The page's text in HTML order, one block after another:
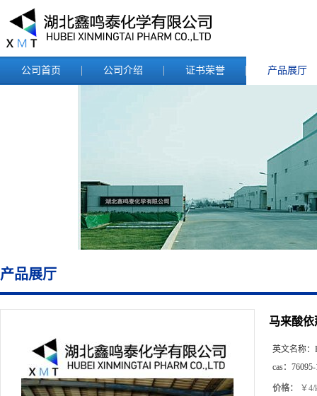
公司首页 公司介绍 证书荣誉 产品展厅
产品展厅
马来酸
英文名称：
cas：
价格： ￥4/